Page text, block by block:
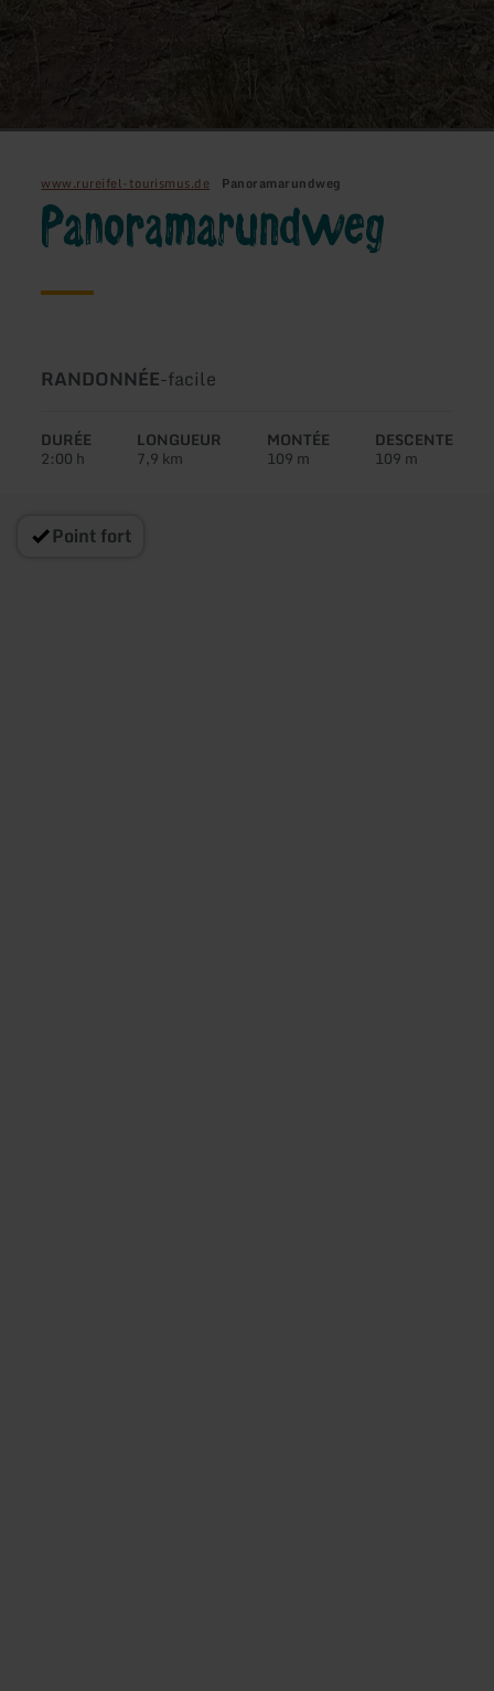
www.rureifel-tourismus.de Panoramarundweg
Panoramarundweg
Type
circuit:
RANDONNÉE-Difficulté:
facile
DURÉE
2:00 h
LONGUEUR
7,9 km
MONTÉE
109 m
DESCENTE
109 m
Point fort